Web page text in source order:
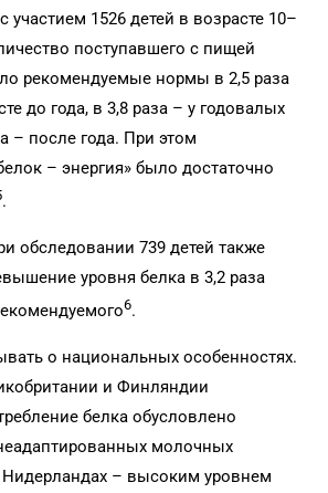
участием 1526 детей в возрасте 10–
поступавшего с пищей
рекомендуемые нормы в 2,5 раза
до года, в 3,8 раза – у годовалых
– после года. При этом
– энергия» было достаточно
.
обследовании 739 детей также
уровня белка в 3,2 раза
6.
о национальных особенностях.
и Финляндии
белка обусловлено
молочных
Нидерландах – высоким уровнем